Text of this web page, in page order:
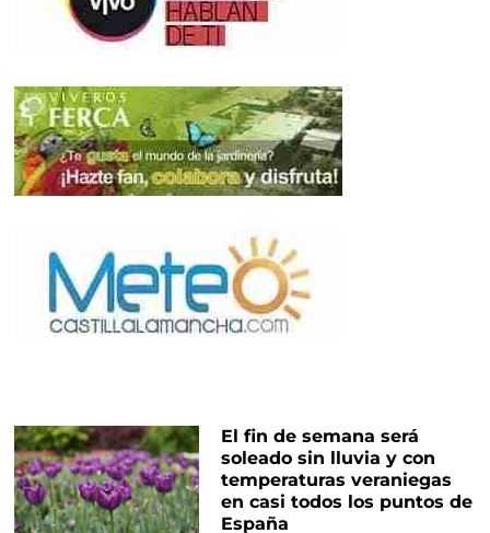
El fin de semana será
soleado sin lluvia y con
temperaturas veraniegas
en casi todos los puntos de
España